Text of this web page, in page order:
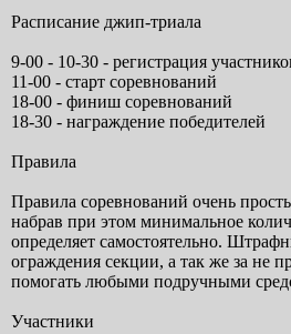
Расписание джип-триала
9-00 - 10-30 - регистрация
11-00 - старт соревнований
18-00 - финиш соревнований
18-30 - награждение победителей
Правила
Правила соревнований очень
набрав при этом минимальное
определяет самостоятельно.
ограждения секции, а так же за не
помогать любыми подручными
Участники